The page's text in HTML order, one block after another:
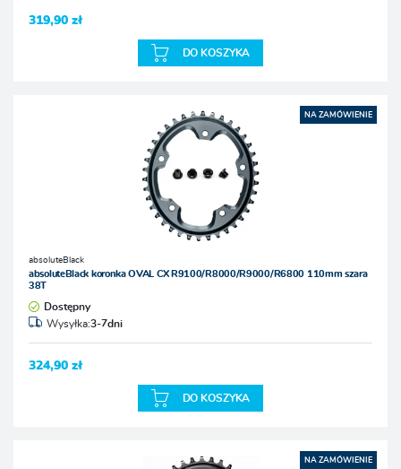
319,90 zł
DO KOSZYKA
NA ZAMÓWIENIE
absoluteBlack
absoluteBlack koronka OVAL CX R9100/R8000/R9000/R6800 110mm szara
38T
Dostępny
Wysyłka:3-7dni
324,90 zł
DO KOSZYKA
NA ZAMÓWIENIE